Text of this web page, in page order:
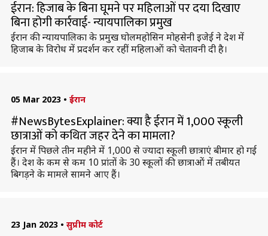
ईरान: हिजाब के बिना घूमने पर महिलाओं पर दया दिखाए
बिना होगी कार्रवाई- न्यायपालिका प्रमुख
ईरान की न्यायपालिका के प्रमुख घोलमहोसिन मोहसेनी इजेई ने देश में
हिजाब के विरोध में प्रदर्शन कर रहीं महिलाओं को चेतावनी दी है।
05 Mar 2023 • ईरान
#NewsBytesExplainer: क्या है ईरान में 1,000 स्कूली
छात्राओं को कथित जहर देने का मामला?
ईरान में पिछले तीन महीने में 1,000 से ज्यादा स्कूली छात्राएं बीमार हो गई
हैं। देश के कम से कम 10 प्रांतों के 30 स्कूलों की छात्राओं में तबीयत
बिगड़ने के मामले सामने आए हैं।
23 Jan 2023 • सुप्रीम कोर्ट